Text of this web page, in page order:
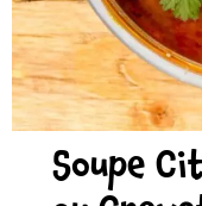
Soupe